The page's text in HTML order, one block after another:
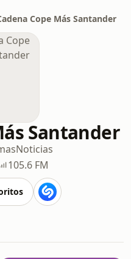
Cope Más Santander
Santander
Noticias
105.6 FM